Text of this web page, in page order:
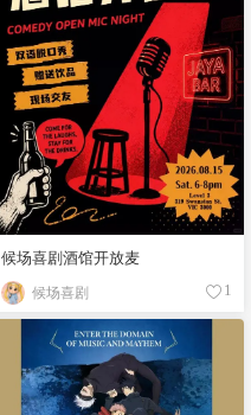
候场喜剧酒馆开放麦
候场喜剧 1